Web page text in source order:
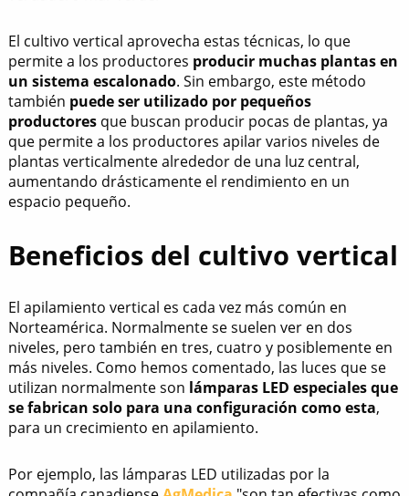
El cultivo vertical aprovecha estas técnicas, lo que
permite a los productores producir muchas plantas en
un sistema escalonado. Sin embargo, este método
también puede ser utilizado por pequeños
productoresque buscan producir pocas de plantas, ya
que permite a los productores apilar varios niveles de
plantas verticalmente alrededor de una luz central,
aumentando drásticamente el rendimiento en un
espacio pequeño.
Beneficios del cultivo vertical
El apilamiento vertical es cada vez más común en
Norteamérica. Normalmente se suelen ver en dos
niveles, pero también en tres, cuatro y posiblemente en
más niveles. Como hemos comentado, las luces que se
utilizan normalmente son lámparas LED especiales que
se fabrican solo para una configuración como esta,
para un crecimiento en apilamiento.
Por ejemplo, las lámparas LED utilizadas por la